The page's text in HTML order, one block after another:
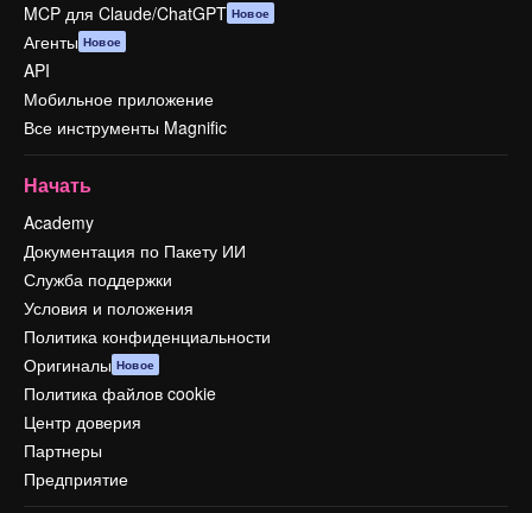
MCP для Claude/ChatGPT Новое
Агенты Новое
API
Мобильное приложение
Все инструменты Magnific
Начать
Academy
Документация по Пакету ИИ
Служба поддержки
Условия и положения
Политика конфиденциальности
Оригиналы Новое
Политика файлов cookie
Центр доверия
Партнеры
Предприятие